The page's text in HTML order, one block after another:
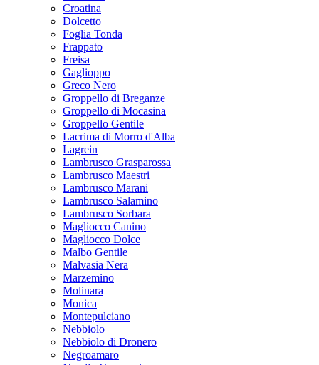
Corvinon
Croatina
Dolcetto
Foglia Tonda
Frappato
Freisa
Gaglioppo
Greco Nero
Groppello di Breganze
Groppello di Mocasina
Groppello Gentile
Lacrima di Morro d'Alba
Lagrein
Lambrusco Grasparossa
Lambrusco Maestri
Lambrusco Marani
Lambrusco Salamino
Lambrusco Sorbara
Magliocco Canino
Magliocco Dolce
Malbo Gentile
Malvasia Nera
Marzemino
Molinara
Monica
Montepulciano
Nebbiolo
Nebbiolo di Dronero